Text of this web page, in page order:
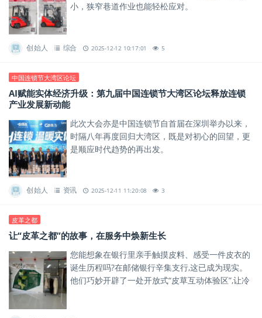
小，狭窄巷道作业也能轻松应对。
创始人 综合 2025-12-12 10:17:01 5
中国连锁节大湾区论坛
AI赋能实体经济升级：第九届中国连锁节大湾区论坛释放连锁
产业发展新动能
此次大会亦是中国连锁节自首届在深圳举办以来，
时隔八年再度回归大湾区，既是对初心的回望，更
是顺应时代趋势的再出发。
创始人 资讯 2025-12-11 11:20:08 3
皮革之都
让“皮革之都”的故事，在服务中焕新生长
您能想象在银行里亲手触摸皮料、感受一件皮衣的
诞生历程吗?在邮储银行辛集支行,这已成为现实。
他们巧妙开辟了一处开放式“皮草互动体验区”,让冷